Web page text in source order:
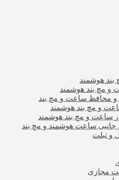
هوشمند
و مچ بند هوشمند
محافظ ساعت و مچ بند
و مچ بند هوشمند
ساعت و مچ بند هوشمند
جانبی ساعت هوشمند و مچ بند
و تبلت
مجازی